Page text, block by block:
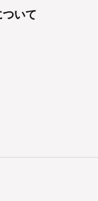
いて